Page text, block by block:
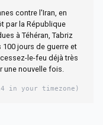
contre l'Iran, en
par la République
à Téhéran, Tabriz
jours de guerre et
le-feu déjà très
nouvelle fois.
in your timezone)